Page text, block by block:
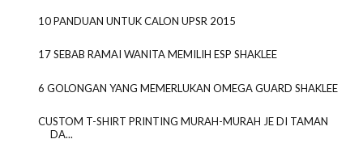
10 PANDUAN UNTUK CALON UPSR 2015
17 SEBAB RAMAI WANITA MEMILIH ESP SHAKLEE
6 GOLONGAN YANG MEMERLUKAN OMEGA GUARD SHAKLEE
CUSTOM T-SHIRT PRINTING MURAH-MURAH JE DI TAMAN
DA...